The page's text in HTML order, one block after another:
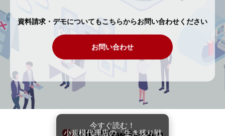
資料請求・デモについてもこちらからお問い合わせください
お問い合わせ
今すぐ読む！
小規模代理店の「生き残り戦